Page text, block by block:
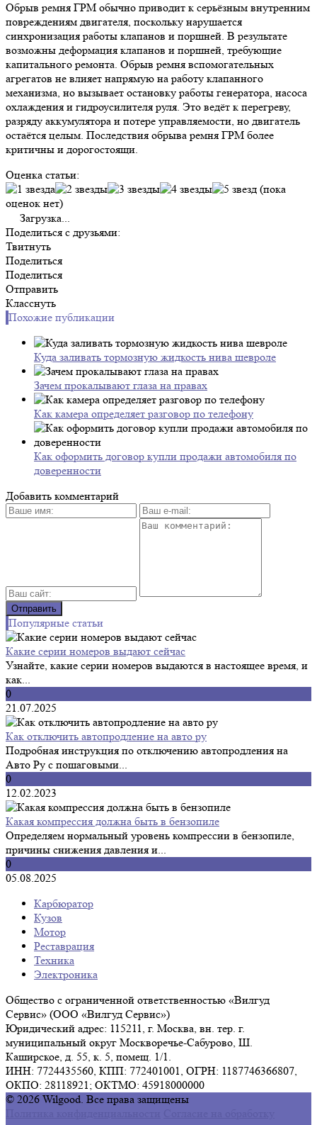
Обрыв ремня ГРМ обычно приводит к серьёзным внутренним
повреждениям двигателя, поскольку нарушается
синхронизация работы клапанов и поршней. В результате
возможны деформация клапанов и поршней, требующие
капитального ремонта. Обрыв ремня вспомогательных
агрегатов не влияет напрямую на работу клапанного
механизма, но вызывает остановку работы генератора, насоса
охлаждения и гидроусилителя руля. Это ведёт к перегреву,
разряду аккумулятора и потере управляемости, но двигатель
остаётся целым. Последствия обрыва ремня ГРМ более
критичны и дорогостоящи.
Оценка статьи:
(пока
оценок нет)
Загрузка...
Поделиться с друзьями:
Твитнуть
Поделиться
Поделиться
Отправить
Класснуть
Похожие публикации
Куда заливать тормозную жидкость нива шевроле
Зачем прокалывают глаза на правах
Как камера определяет разговор по телефону
Как оформить договор купли продажи автомобиля по
доверенности
Добавить комментарий
Популярные статьи
Какие серии номеров выдают сейчас
Узнайте, какие серии номеров выдаются в настоящее время, и
как...
0
21.07.2025
Как отключить автопродление на авто ру
Подробная инструкция по отключению автопродления на
Авто Ру с пошаговыми...
0
12.02.2023
Какая компрессия должна быть в бензопиле
Определяем нормальный уровень компрессии в бензопиле,
причины снижения давления и...
0
05.08.2025
Карбюратор
Кузов
Мотор
Реставрация
Техника
Электроника
Общество с ограниченной ответственностью «Вилгуд
Сервис» (ООО «Вилгуд Сервис»)
Юридический адрес: 115211, г. Москва, вн. тер. г.
муниципальный округ Москворечье-Сабурово, Ш.
Каширское, д. 55, к. 5, помещ. 1/1.
ИНН: 7724435560, КПП: 772401001, ОГРН: 1187746366807,
ОКПО: 28118921; ОКТМО: 45918000000
© 2026 Wilgood. Все права защищены